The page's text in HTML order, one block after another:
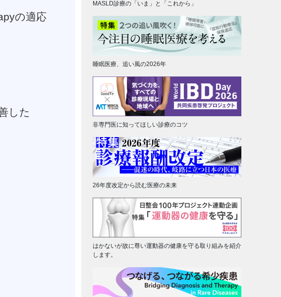
の適応
した
MASLD診療の「いま」と「これから」
睡眠医療、追い風の2026年
非専門医に知ってほしい診療のコツ
26年度改定から読む医療の未来
はかないが故に尊い運動器の健康を守る取り組みを紹介
します。